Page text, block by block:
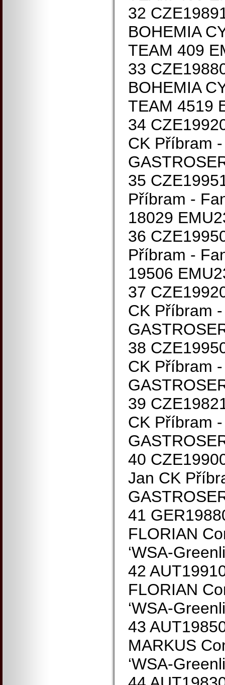
32
BOHEMIA
TEAM 409
33
BOHEMIA
TEAM 4519
34
CK Příbram
35
Příbram -
18029
36
Příbram -
19506
37
CK Příbram
38
CK Příbram
39
CK Příbram
40
Jan CK
41
FLORIAN
‘WSA-
42
FLORIAN
‘WSA-
43
MARKUS
‘WSA-